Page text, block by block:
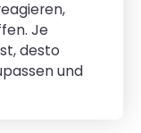
Je
desto
und